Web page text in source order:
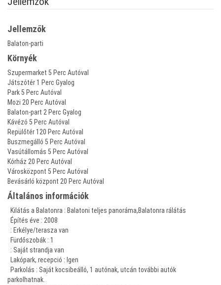
Jellemzők
Balaton-parti
Környék
Szupermarket 5 Perc Autóval
Játszótér 1 Perc Gyalog
Park 5 Perc Autóval
Mozi 20 Perc Autóval
Balaton-part 2 Perc Gyalog
Kávézó 5 Perc Autóval
Repülőtér 120 Perc Autóval
Buszmegálló 5 Perc Autóval
Vasútállomás 5 Perc Autóval
Kórház 20 Perc Autóval
Városközpont 5 Perc Autóval
Bevásárló központ 20 Perc Autóval
Általános információk
Kilátás a Balatonra : Balatoni teljes panoráma,Balatonra rálátás
Építés éve : 2008
: Erkélye/terasza van
Fürdőszobák : 1
: Saját strandja van
Lakópark, recepció : Igen
Parkolás : Saját kocsibeálló, 1 autónak, utcán további autók
parkolhatnak.